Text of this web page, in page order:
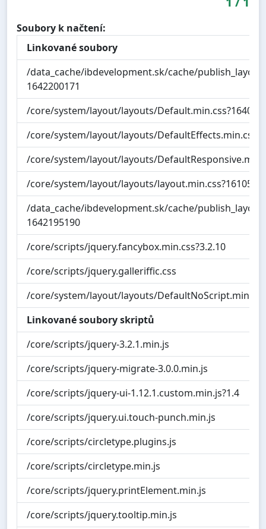
Soubory k načtení:
Linkované soubory
/data_cache/ibdevelopment.sk/cache/
1642200171
/core/system/layout/layouts/
/core/system/layout/layouts/
/core/system/layout/layouts/
/core/system/layout/layouts/
/data_cache/ibdevelopment.sk/cache/
1642195190
/core/scripts/jquery.fancybox.min.css?3.2.10
/core/scripts/jquery.galleriffic.css
/core/system/layout/layouts/
Linkované soubory skriptů
/core/scripts/jquery-3.2.1.min.js
/core/scripts/jquery-migrate-3.0.0.min.js
/core/scripts/jquery-ui-1.12.1.custom.min.js?1.4
/core/scripts/jquery.ui.touch-punch.min.js
/core/scripts/circletype.plugins.js
/core/scripts/circletype.min.js
/core/scripts/jquery.printElement.min.js
/core/scripts/jquery.tooltip.min.js